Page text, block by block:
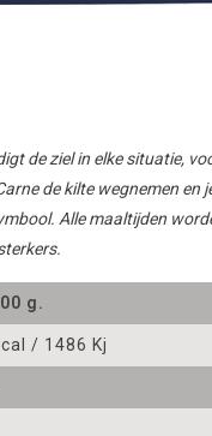
de ziel in elke situatie,
de kilte wegnemen en
Alle maaltijden
g.
/ 1486 Kj